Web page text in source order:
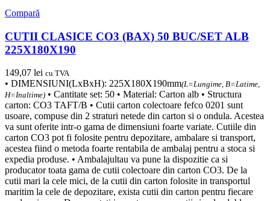
Compară
CUTII CLASICE CO3 (BAX) 50 BUC/SET ALB
225X180X190
149,07 lei cu TVA
• DIMENSIUNI(LxBxH): 225X180X190mm(L=Lungime, B=Latime,
H=Inaltime) • Cantitate set: 50 • Material: Carton alb • Structura
carton: CO3 TAFT/B • Cutii carton colectoare fefco 0201 sunt
usoare, compuse din 2 straturi netede din carton si o ondula. Acestea
va sunt oferite intr-o gama de dimensiuni foarte variate. Cutiile din
carton CO3 pot fi folosite pentru depozitare, ambalare si transport,
acestea fiind o metoda foarte rentabila de ambalaj pentru a stoca si
expedia produse. • Ambalajultau va pune la dispozitie ca si
producator toata gama de cutii colectoare din carton CO3. De la
cutii mari la cele mici, de la cutii din carton folosite in transportul
maritim la cele de depozitare, exista cutii din carton pentru fiecare